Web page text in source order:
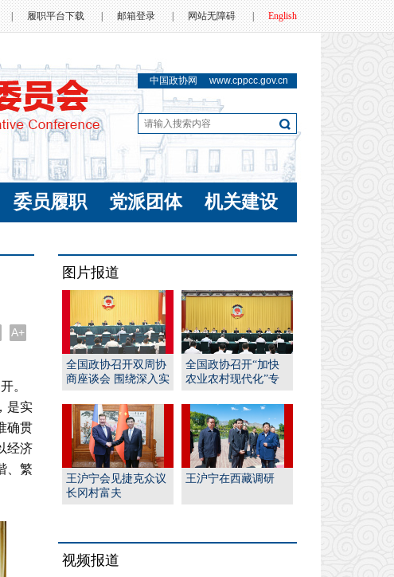
履职平台下载 | 邮箱登录 网站无障碍 | English
中国政协网 www.cppcc.gov.cn
委员履职 党派团体 机关建设
A+
。
是实
确贯
经济
、繁
图片报道
全国政协召开双周协
商座谈会 围绕深入实
动...
全国政协召开“加快
农业农村现代化”专
并...
王沪宁会见捷克众议
长冈村富夫
王沪宁在西藏调研
视频报道